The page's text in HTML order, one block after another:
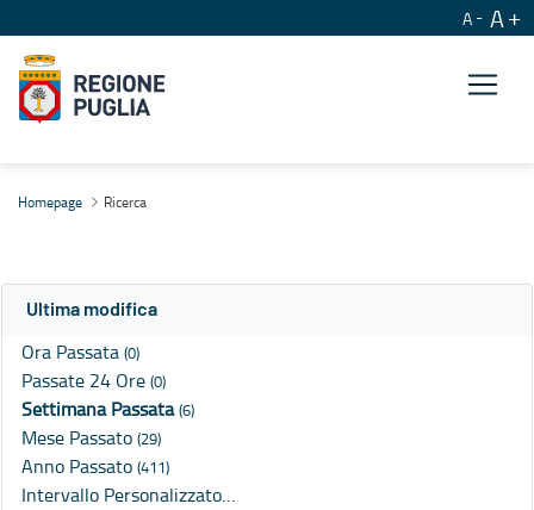
A A
Homepage Ricerca
Ultima modifica
Ora Passata (0)
Passate 24 Ore (0)
Settimana Passata(6)
Mese Passato (29)
Anno Passato (411)
Intervallo Personalizzato…